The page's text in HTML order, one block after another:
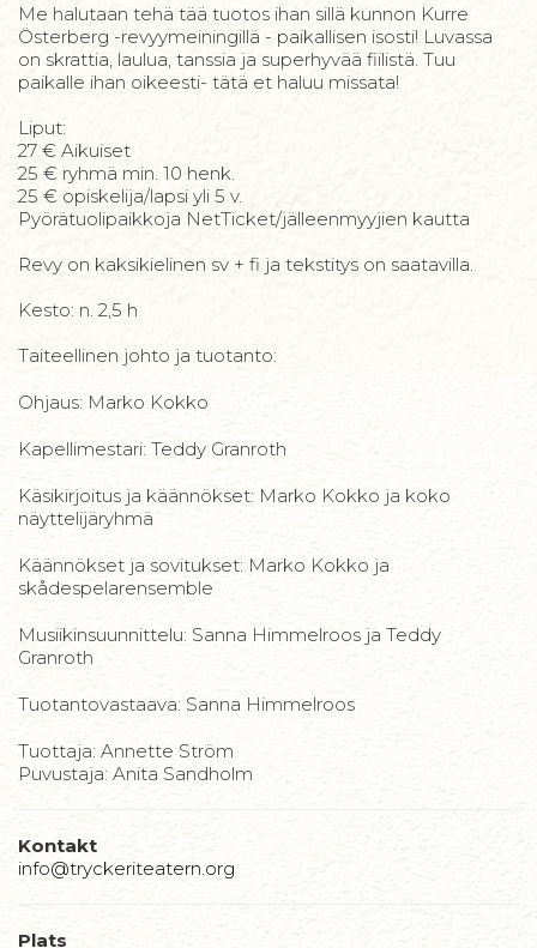
Me halutaan tehä tää tuotos ihan sillä kunnon Kurre
Österberg -revyymeiningillä - paikallisen isosti! Luvassa
on skrattia, laulua, tanssia ja superhyvää fiilistä. Tuu
paikalle ihan oikeesti- tätä et haluu missata!
Liput:
27 € Aikuiset
25 € ryhmä min. 10 henk.
25 € opiskelija/lapsi yli 5 v.
Pyörätuolipaikkoja NetTicket/jälleenmyyjien kautta
Revy on kaksikielinen sv + fi ja tekstitys on saatavilla.
Kesto: n. 2,5 h
Taiteellinen johto ja tuotanto:
Ohjaus: Marko Kokko
Kapellimestari: Teddy Granroth
Käsikirjoitus ja käännökset: Marko Kokko ja koko
näyttelijäryhmä
Käännökset ja sovitukset: Marko Kokko ja
skådespelarensemble
Musiikinsuunnittelu: Sanna Himmelroos ja Teddy
Granroth
Tuotantovastaava: Sanna Himmelroos
Tuottaja: Annette Ström
Puvustaja: Anita Sandholm
Kontakt
info@tryckeriteatern.org
Plats